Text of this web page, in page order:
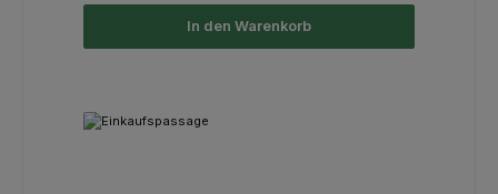
In den Warenkorb